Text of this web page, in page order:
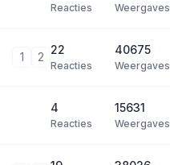
Reacties Weergaves
1 2
22
Reacties
40675
Weergaves
4
Reacties
15631
Weergaves